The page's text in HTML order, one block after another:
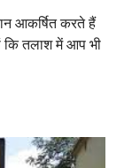
आकर्षित करते हैं
कि तलाश में आप भी